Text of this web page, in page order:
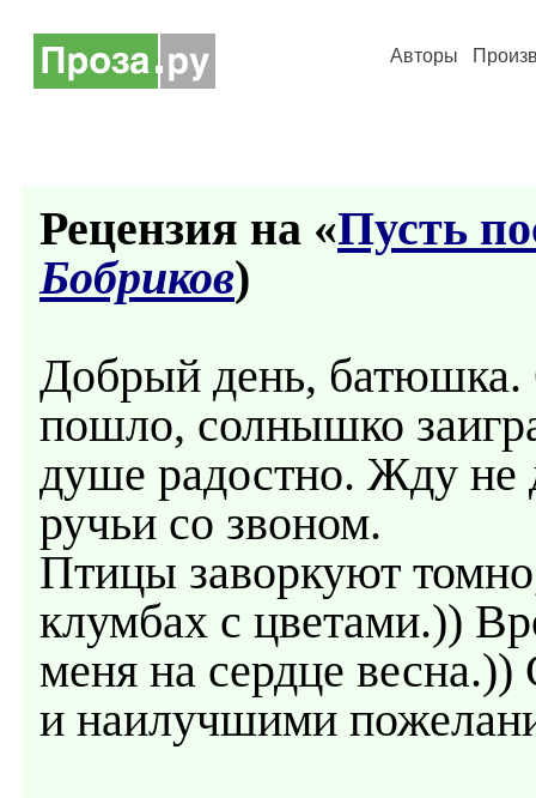
Авторы
Рецензия на «Пусть
Бобриков)
Добрый день, батюшка.
пошло, солнышко
душе радостно. Жду не
ручьи со звоном.
Птицы заворкуют
клумбах с цветами.))
меня на сердце
и наилучшими